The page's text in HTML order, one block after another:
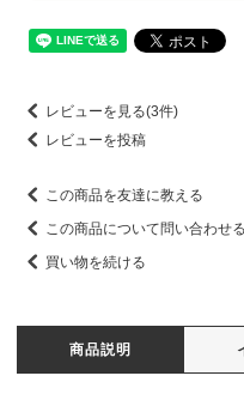
レビューを見る(3件)
レビューを投稿
この商品を友達に教える
この商品について問い合わせる
買い物を続ける
商品説明